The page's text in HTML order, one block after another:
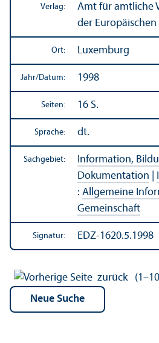
Verlag:
Amt für amtliche
der
Ort: Luxemburg
Jahr/Datum: 1998
Seiten: 16 S.
Sprache: dt.
Sachgebiet: Information,
Dokumentation
: Allgemeine
Gemeinschaft
Signatur: EDZ-1620.5.1998
zurück